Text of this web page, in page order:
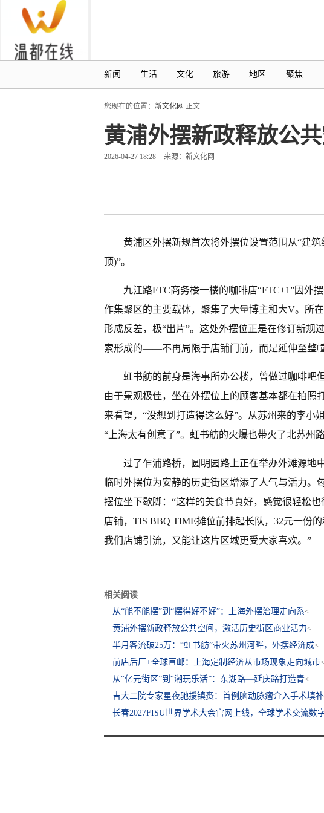
新闻 生活 文化 旅游 地区 聚焦
您现在的位置： 新文化网 正文
黄浦外摆新政释放公
2026-04-27 18:28 来源：新文化网
黄浦区外摆新规首次将外摆位设置范围从“建
顶)”。
九江路FTC商务楼一楼的咖啡店“FTC+1”因外
作集聚区的主要载体，聚集了大量博主和大V。所
形成反差，极“出片”。这处外摆位正是在修订新规
索形成的——不再局限于店铺门前，而是延伸至整
虹书舫的前身是海事所办公楼，曾做过咖啡吧
由于景观极佳，坐在外摆位上的顾客基本都在拍照
来看望，“没想到打造得这么好”。从苏州来的李小
“上海太有创意了”。虹书舫的火爆也带火了北苏州
过了乍浦路桥，圆明园路上正在举办外滩源地
临时外摆位为安静的历史街区增添了人气与活力。
摆位坐下歇脚：“这样的美食节真好，感觉很轻松
店铺，TIS BBQ TIME摊位前排起长队，32元一份
我们店铺引流，又能让这片区域更受大家喜欢。”
相关阅读
从“能不能摆”到“摆得好不好”：上海外摆治理走向系<
黄浦外摆新政释放公共空间，激活历史街区商业活力<
半月客流破25万：“虹书舫”带火苏州河畔，外摆经济成<
前店后厂+全球直邮：上海定制经济从市场现象走向城市<
从“亿元街区”到“潮玩乐活”：东湖路—延庆路打造青<
吉大二院专家星夜驰援镇赉：首例脑动脉瘤介入手术填补
长春2027FISU世界学术大会官网上线，全球学术交流数